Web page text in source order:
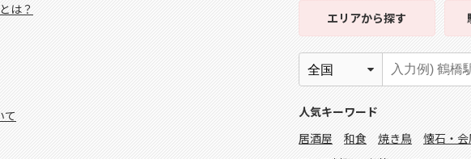
は？
て
エリアから探す
人気キーワード
居酒屋
和食 焼き鳥 懐石・